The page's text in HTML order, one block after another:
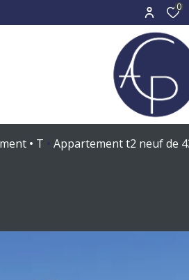
0
T Appartement t2 neuf de